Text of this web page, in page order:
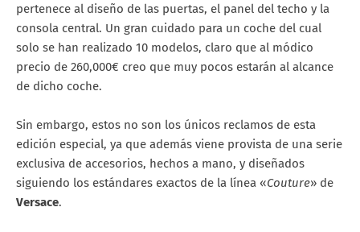
pertenece al diseño de las puertas, el panel del techo y la
consola central. Un gran cuidado para un coche del cual
solo se han realizado 10 modelos, claro que al módico
precio de 260,000€ creo que muy pocos estarán al alcance
de dicho coche.
Sin embargo, estos no son los únicos reclamos de esta
edición especial, ya que además viene provista de una serie
exclusiva de accesorios, hechos a mano, y diseñados
siguiendo los estándares exactos de la línea «Couture» de
Versace.